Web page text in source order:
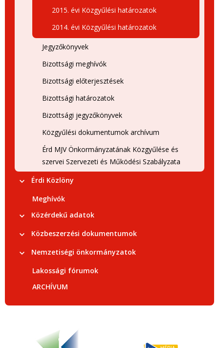
2015. évi Közgyűlési határozatok
2014. évi Közgyűlési határozatok
Jegyzőkönyvek
Bizottsági meghívók
Bizottsági előterjesztések
Bizottsági határozatok
Bizottsági jegyzőkönyvek
Közgyűlési dokumentumok archívum
Érd MJV Önkormányzatának Közgyűlése és
szervei Szervezeti és Működési Szabályzata
Érdi Közlöny
Meghívók
Közérdekű adatok
Közbeszerzési dokumentumok
Nemzetiségi önkormányzatok
Lakossági fórumok
ARCHÍVUM